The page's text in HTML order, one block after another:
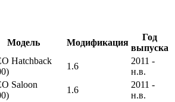
Модель Модификация
Год
выпуска
Hatchback
1.6
2011 -
н.в.
Saloon
1.6
2011 -
н.в.